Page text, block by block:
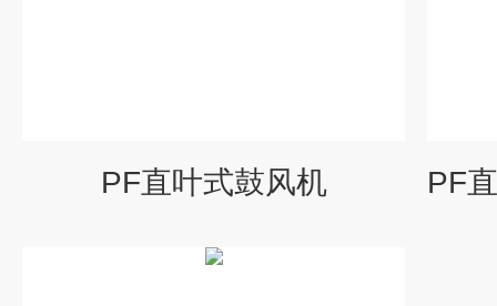
PF直叶式鼓风机